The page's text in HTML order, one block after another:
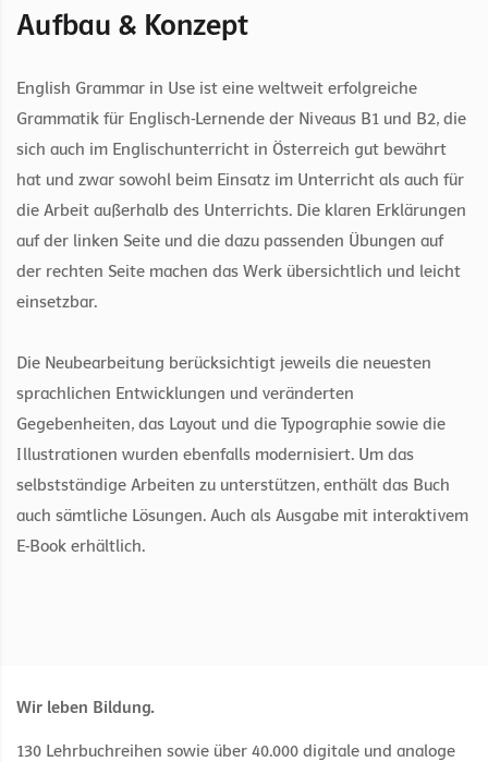
Aufbau & Konzept
English Grammar in Use ist eine weltweit erfolgreiche
Grammatik für Englisch-Lernende der Niveaus B1 und B2, die
sich auch im Englischunterricht in Österreich gut bewährt
hat und zwar sowohl beim Einsatz im Unterricht als auch für
die Arbeit außerhalb des Unterrichts. Die klaren Erklärungen
auf der linken Seite und die dazu passenden Übungen auf
der rechten Seite machen das Werk übersichtlich und leicht
einsetzbar.
Die Neubearbeitung berücksichtigt jeweils die neuesten
sprachlichen Entwicklungen und veränderten
Gegebenheiten, das Layout und die Typographie sowie die
Illustrationen wurden ebenfalls modernisiert. Um das
selbstständige Arbeiten zu unterstützen, enthält das Buch
auch sämtliche Lösungen. Auch als Ausgabe mit interaktivem
E-Book erhältlich.
Wir leben Bildung.
130 Lehrbuchreihen sowie über 40.000 digitale und analoge